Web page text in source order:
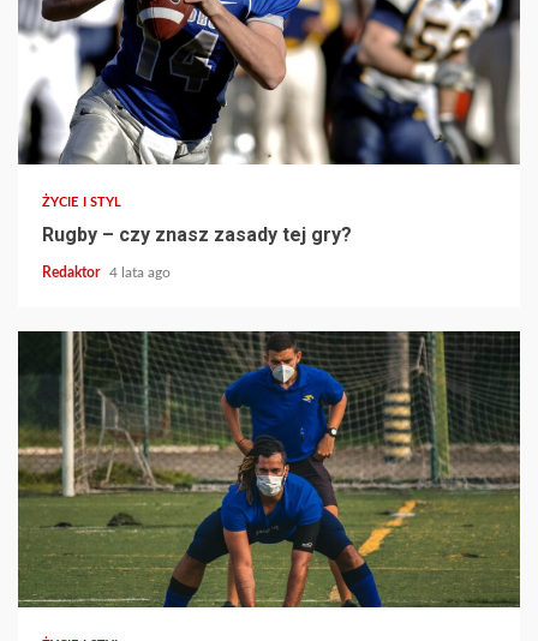
ŻYCIE I STYL
Rugby‎ – czy znasz zasady tej gry?
Redaktor 4 lata ago